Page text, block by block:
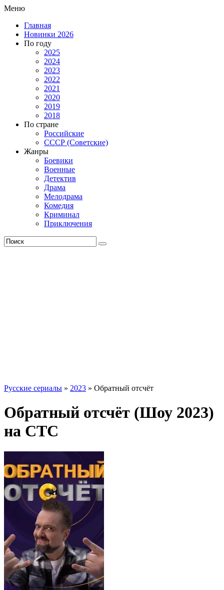
Меню
Главная
Новинки 2026
По году
2025
2024
2023
2022
2021
2020
2019
2018
По стране
Российские
СССР (Советские)
Жанры
Боевики
Военные
Детектив
Драма
Мелодрама
Комедия
Криминал
Приключения
Русские сериалы » 2023 » Обратный отсчёт
Обратный отсчёт (Шоу 2023)
на СТС